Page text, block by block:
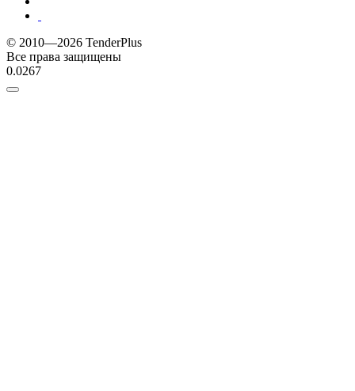
© 2010—2026 TenderPlus
Все права защищены
0.0267